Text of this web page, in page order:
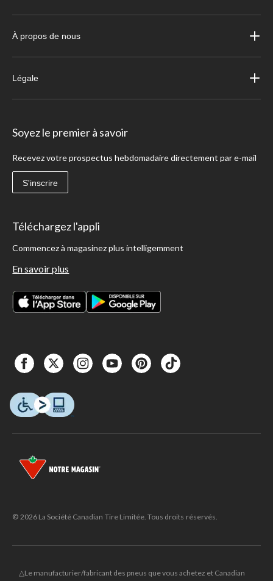
À propos de nous
Légale
Soyez le premier à savoir
Recevez votre prospectus hebdomadaire directement par e-mail
S'inscrire
Téléchargez l'appli
Commencez à magasinez plus intelligemment
En savoir plus
© 2026 La Société Canadian Tire Limitée. Tous droits réservés.
△Le manufacturier/fabricant des pneus que vous achetez et Canadian